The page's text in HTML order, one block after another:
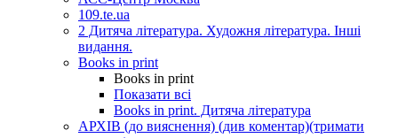
109.te.ua
2 Дитяча література. Художня література. Інші
видання.
Books in print
Books in print
Показати всі
Books in print. Дитяча література
АРХІВ (до вияснення) (див коментар)(тримати